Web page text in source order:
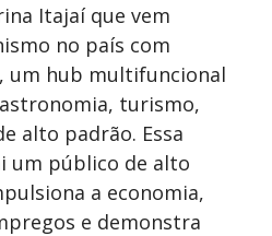
Itajaí que vem
no país com
um hub multifuncional
turismo,
alto padrão. Essa
um público de alto
a economia,
e demonstra